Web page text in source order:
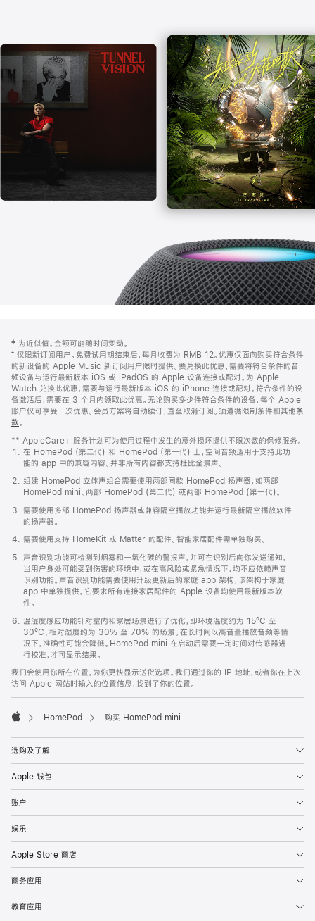
口
中
打
开)
页
页
脚
注
‡ 为近似值。金额可能随时间变动。
⁺ 仅限新订阅用户。免费试用期结束后，每月收费为 RMB 12。优惠仅面向购买符合条件
的新设备的 Apple Music 新订阅用户限时提供。要兑换此优惠，需要将符合条件的音
频设备与运行最新版本 iOS 或 iPadOS 的 Apple 设备连接或配对。为 Apple
Watch 兑换此优惠，需要与运行最新版本 iOS 的 iPhone 连接或配对。符合条件的设
备激活后，需要在 3 个月内领取此优惠。无论购买多少件符合条件的设备，每个 Apple
账户仅可享受一次优惠。会员方案将自动续订，直至取消订阅。须遵循限制条件和其他条
款。
窗
口
中
打
开)
** AppleCare+ 服务计划可为使用过程中发生的意外损坏提供不限次数的保修服务。
在 HomePod (第二代) 和 HomePod (第一代) 上，空间音频适用于支持此功
能的 app 中的兼容内容。并非所有内容都支持杜比全景声。
组建 HomePod 立体声组合需要使用两部同款 HomePod 扬声器，如两部
HomePod mini、两部 HomePod (第二代) 或两部 HomePod (第一代)。
需要使用多部 HomePod 扬声器或兼容隔空播放功能并运行最新隔空播放软件
的扬声器。
需要使用支持 HomeKit 或 Matter 的配件。智能家居配件需单独购买。
声音识别功能可检测到烟雾和一氧化碳的警报声，并可在识别后向你发送通知。
当用户身处可能受到伤害的环境中，或在高风险或紧急情况下，均不应依赖声音
识别功能。声音识别功能需要使用升级更新后的家庭 app 架构，该架构于家庭
app 中单独提供。它要求所有连接家居配件的 Apple 设备均使用最新版本软
件。
温湿度感应功能针对室内和家居场景进行了优化，即环境温度约为 15ºC 至
30ºC、相对湿度约为 30% 至 70% 的场景。在长时间以高音量播放音频等情
况下，准确性可能会降低。HomePod mini 在启动后需要一定时间对传感器进
行校准，才可显示结果。
我们会使用你所在位置，为你更快显示送货选项。我们通过你的 IP 地址，或者你在上次
访问 Apple 网站时输入的位置信息，找到了你的位置。
HomePod 购买 HomePod mini
选购及了解
Apple 钱包
账户
娱乐
Apple Store 商店
商务应用
教育应用